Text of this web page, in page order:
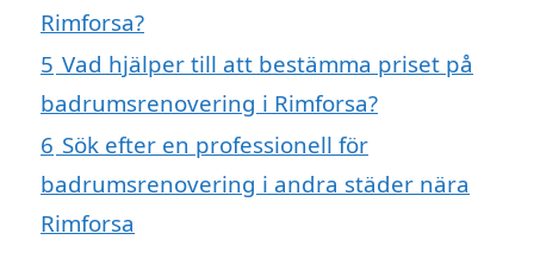
Rimforsa?
5 Vad hjälper till att bestämma priset på
badrumsrenovering i Rimforsa?
6 Sök efter en professionell för
badrumsrenovering i andra städer nära
Rimforsa